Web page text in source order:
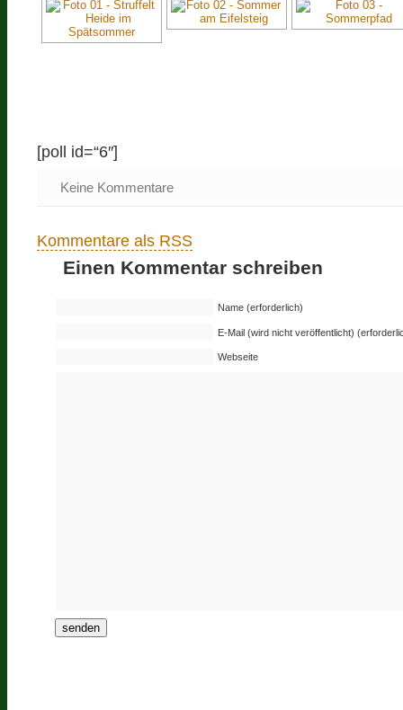
[poll id=“6″]
Keine Kommentare
Kommentare als RSS
Einen Kommentar schreiben
Name (erforderlich)
E-Mail (wird nicht veröffentlicht)
Webseite